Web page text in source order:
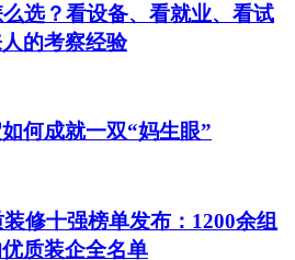
选？看设备、看就业、看试
的考察经验
何成就一双“妈生眼”
修十强榜单发布：1200余组
质装企全名单